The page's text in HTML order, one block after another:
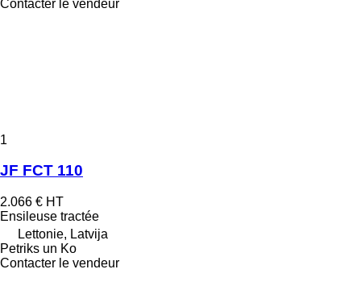
Contacter le vendeur
1
JF FCT 110
2.066 € HT
Ensileuse tractée
Lettonie, Latvija
Petriks un Ko
Contacter le vendeur